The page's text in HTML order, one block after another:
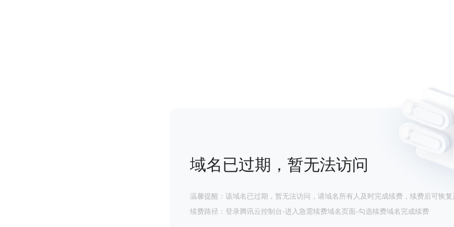
域名已过期，暂无法访问
温馨提醒：该域名已过期，暂无法访问，请域名所有人及时完成续费，续费后可恢复
续费路径：登录腾讯云控制台-进入急需续费域名页面-勾选续费域名完成续费